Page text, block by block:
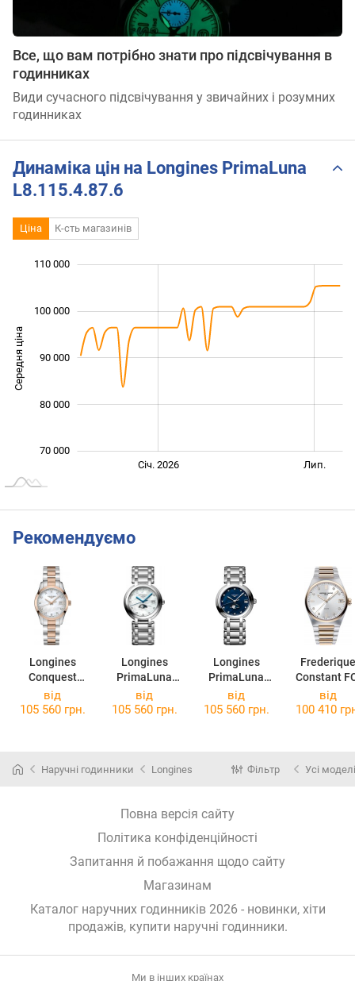
Все, що вам потрібно знати про підсвічування в
годинниках
Види сучасного підсвічування у звичайних і розумних
годинниках
Динаміка цін на Longines PrimaLuna
L8.115.4.87.6
Ціна К-сть магазинів
Середня ціна 100 000
70 000
80 000
90 000
100 000
110 000
Січ. 2026 Лип.
Рекомендуємо
Longines
Conquest
Classic
L2.386.3.87.7
Longines
PrimaLuna
L8.116.4.87.6
Longines
PrimaLuna
L8.115.4.98.6
Frederique
Constant
від
105 560 грн.
від
105 560 грн.
від
105 560 грн.
від
100 410
Наручні годинники Longines Фільтр Усі моделі
Повна версія сайту
Політика конфіденційності
Запитання й побажання щодо сайту
Магазинам
Каталог наручних годинників 2026 - новинки, хіти
продажів, купити наручні годинники.
Ми в інших країнах